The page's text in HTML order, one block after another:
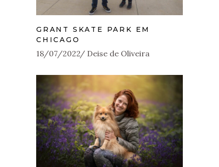
GRANT SKATE PARK EM
CHICAGO
18/07/2022 Deise de Oliveira